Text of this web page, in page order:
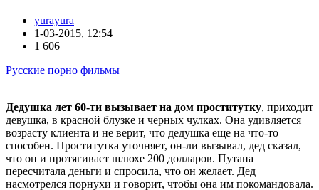
yurayura
1-03-2015, 12:54
1 606
Русские порно фильмы
Дедушка лет 60-ти вызывает на дом проститутку, приходит
девушка, в красной блузке и черных чулках. Она удивляется
возрасту клиента и не верит, что дедушка еще на что-то
способен. Проститутка уточняет, он-ли вызывал, дед сказал,
что он и протягивает шлюхе 200 долларов. Путана
пересчитала деньги и спросила, что он желает. Дед
насмотрелся порнухи и говорит, чтобы она им покомандовала.